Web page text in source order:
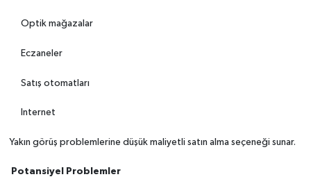
Optik mağazalar
Eczaneler
Satış otomatları
Internet
Yakın görüş problemlerine düşük maliyetli satın alma seçeneği sunar.
Potansiyel Problemler